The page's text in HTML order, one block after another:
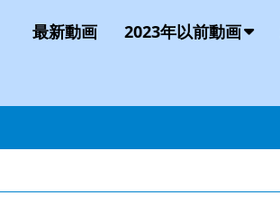
最新動画 2023年以前動画